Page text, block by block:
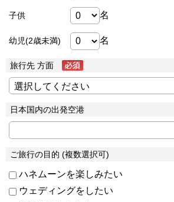
子供 名
幼児(2歳未満) 名
旅行先 方面
日本国内の出発空港
ご旅行の目的 (複数選択可)
ハネムーンを楽しみたい
ウェディングをしたい